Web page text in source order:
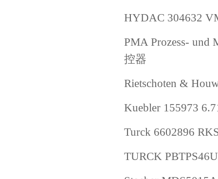
HYDAC 304632
PMA Prozess- und
控器
Rietschoten &
Kuebler 155973
Turck 6602896
TURCK